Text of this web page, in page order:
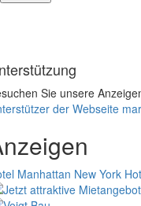
Sie unsere
der Webseite
Manhattan New York